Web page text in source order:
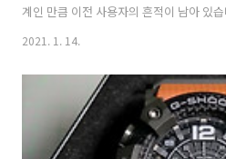
계인 만큼 이전 사용자의 흔적이 남아 있
겁니다. ​ 깨끗하게 세척도 시켜주고, 보호
배터리 교체, 방수처리 & 보호필름 붙이
롤이 매우 깁니다. ※ 사진 원본(1080P) ,
로 가셔요.↓ blog.naver.com/nomacat/
합니다. ​ ​ 중고 시계 구입 시 가장 먼저 확
2021. 1. 14.